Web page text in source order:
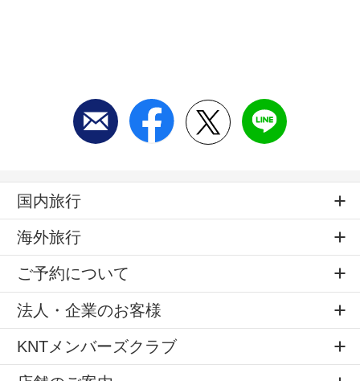
国内旅行
海外旅行
ご予約について
法人・企業のお客様
KNTメンバーズクラブ